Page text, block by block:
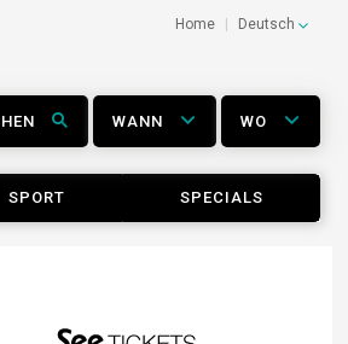
Home Deutsch
WANN WO
SPORT SPECIALS